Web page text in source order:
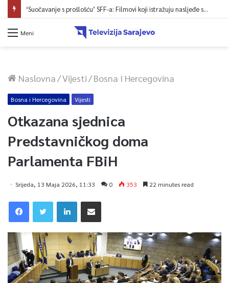
‘Suočavanje s prošlošću’ SFF-a: Filmovi koji istražuju nasljeđe sukoba i mogućnosti otpora
Meni
Naslovna/Vijesti/Bosna I Hercegovina
Bosna i Hercegovina Vijesti
Otkazana sjednica
Predstavničkog doma
Parlamenta FBiH
Srijeda, 13 Maja 2026, 11:33 0 353 22 minutes read